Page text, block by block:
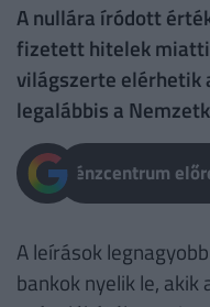
A nullára íródott
fizetett hitelek miatti
világszerte
legalábbis a
Pénzcentrum
A leírások
bankok nyelik le, akik